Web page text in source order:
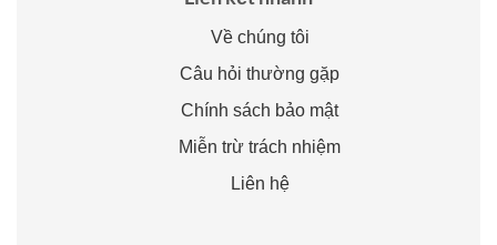
Về chúng tôi
Câu hỏi thường gặp
Chính sách bảo mật
Miễn trừ trách nhiệm
Liên hệ